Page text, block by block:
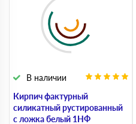
Кирпич фактурный
силикатный рустированный
с ложка белый 1НФ
В наличии